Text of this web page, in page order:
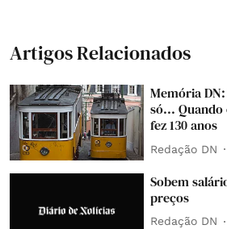
Artigos Relacionados
Memória
só...
fez 130 anos
Redação DN
Sobem
preços
Redação DN